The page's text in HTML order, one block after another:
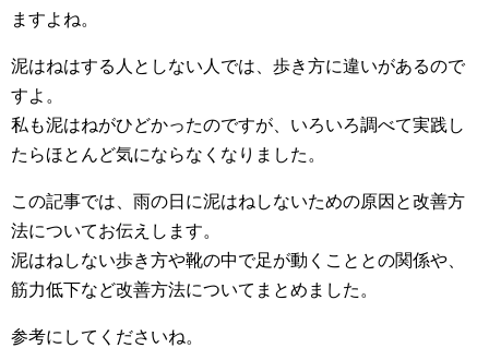
ますよね。
泥はねはする人としない人では、歩き方に違いがあるので
すよ。
私も泥はねがひどかったのですが、いろいろ調べて実践し
たらほとんど気にならなくなりました。
この記事では、雨の日に泥はねしないための原因と改善方
法についてお伝えします。
泥はねしない歩き方や靴の中で足が動くこととの関係や、
筋力低下など改善方法についてまとめました。
参考にしてくださいね。